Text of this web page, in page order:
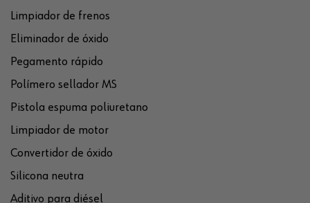
Limpiador de frenos
Eliminador de óxido
Pegamento rápido
Polímero sellador MS
Pistola espuma poliuretano
Limpiador de motor
Convertidor de óxido
Silicona neutra
Aditivo para diésel